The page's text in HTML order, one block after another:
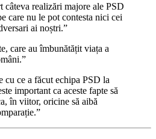
câteva realizări majore ale PSD
care nu le pot contesta nici cei
ai noștri.”
care au îmbunătățit viața a
cu ce a făcut echipa PSD la
important ca aceste fapte să
în viitor, oricine să aibă